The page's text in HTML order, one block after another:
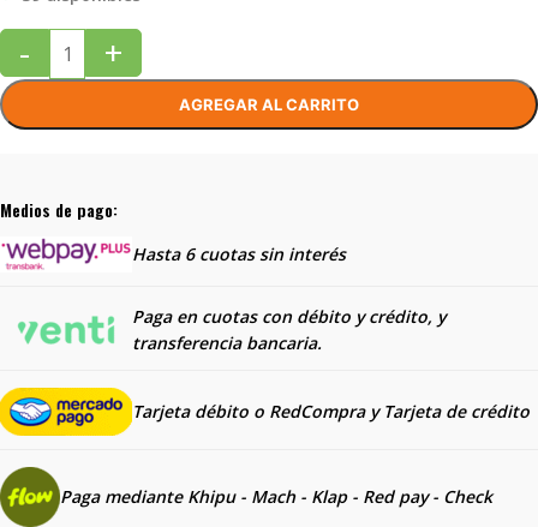
- +
AGREGAR AL CARRITO
Medios de pago:
Hasta 6 cuotas sin interés
Paga en cuotas con débito y crédito, y
transferencia bancaria.
Tarjeta débito o RedCompra y Tarjeta de crédito
Paga mediante Khipu - Mach - Klap - Red pay - Check